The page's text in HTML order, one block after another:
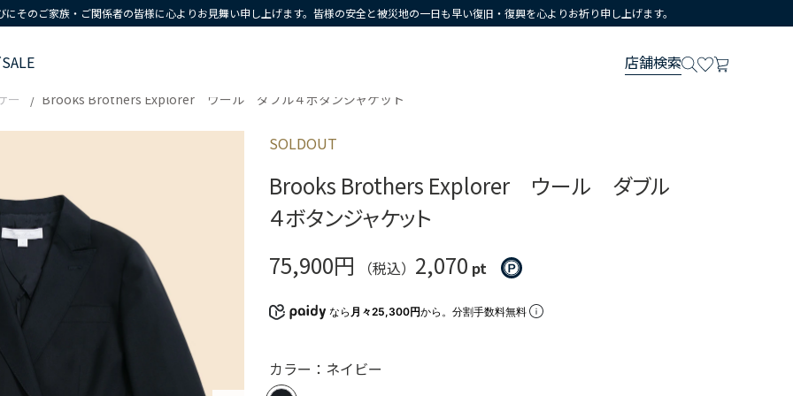
そのご家族・ご関係者の皆様に心よりお見舞い申し上げます。皆様の安全と被災地の一日も早い復旧・復興を心よりお祈り申し上げます。
SALE 店舗検索
ー Brooks Brothers Explorer ウール ダブル４ボタンジャケット
SOLDOUT
Brooks Brothers Explorer ウール ダブル
４ボタンジャケット
75,900円
（税込） 2,070 pt
なら 月々25,300円から。分割手数料無料
カラー：ネイビー